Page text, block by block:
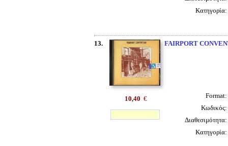
Κατηγορία:
13. FAIRPORT
10,40 €
Format:
Κωδικός:
Διαθεσιμότητα:
Κατηγορία: